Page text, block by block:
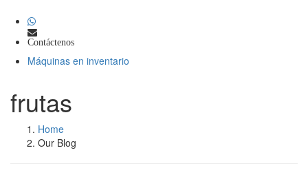
Contáctenos
Máquinas en inventario
frutas
Home
Our Blog